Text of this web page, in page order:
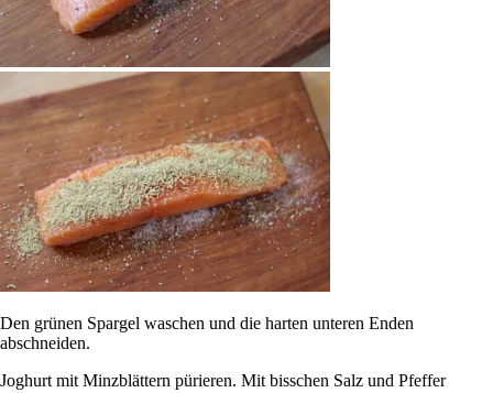
Den grünen Spargel waschen und die harten unteren Enden
abschneiden.
Joghurt mit Minzblättern pürieren. Mit bisschen Salz und Pfeffer